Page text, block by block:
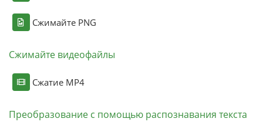
Сжимайте PNG
Сжимайте видеофайлы
Сжатие MP4
Преобразование с помощью распознавания текста